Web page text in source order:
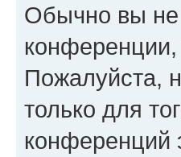
Обычно вы не
конференции,
Пожалуйста,
только для
конференций